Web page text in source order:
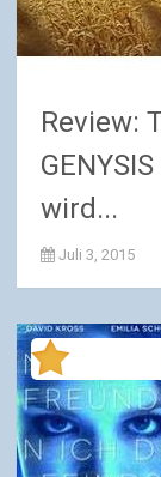
Review:
wird...
Juli 3, 2015